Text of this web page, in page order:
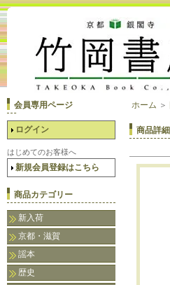
会員専用ページ
ログイン
はじめてのお客様へ
新規会員登録はこちら
商品カテゴリー
新入荷
京都・滋賀
謡本
歴史
ホーム ＞
商品詳細